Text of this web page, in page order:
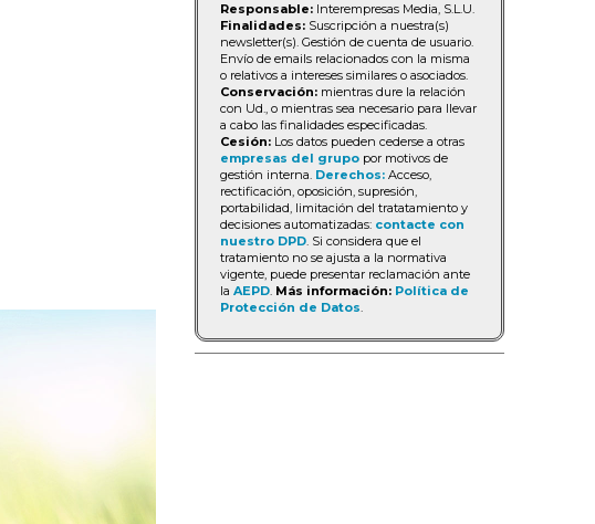
Responsable: Interempresas Media, S.L.U.
Finalidades: Suscripción a nuestra(s)
newsletter(s). Gestión de cuenta de usuario.
Envío de emails relacionados con la misma
o relativos a intereses similares o asociados.
Conservación: mientras dure la relación
con Ud., o mientras sea necesario para llevar
a cabo las finalidades especificadas.
Cesión: Los datos pueden cederse a otras
empresas del grupo por motivos de
gestión interna. Derechos: Acceso,
rectificación, oposición, supresión,
portabilidad, limitación del tratatamiento y
decisiones automatizadas: contacte con
nuestro DPD. Si considera que el
tratamiento no se ajusta a la normativa
vigente, puede presentar reclamación ante
la AEPD. Más información: Política de
Protección de Datos.